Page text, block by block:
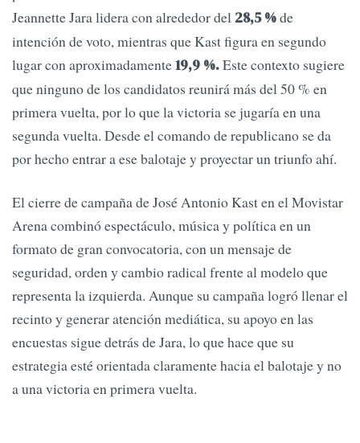
Jeannette Jara lidera con alrededor del 28,5 %de
intención de voto, mientras que Kast figura en segundo
lugar con aproximadamente19,9 %.Este contexto sugiere
que ninguno de los candidatos reunirá más del 50 % en
primera vuelta, por lo que la victoria se jugaría en una
segunda vuelta. Desde el comando de republicano se da
por hecho entrar a ese balotaje y proyectar un triunfo ahí.
El cierre de campaña de José Antonio Kast en el Movistar
Arena combinó espectáculo, música y política en un
formato de gran convocatoria, con un mensaje de
seguridad, orden y cambio radical frente al modelo que
representa la izquierda. Aunque su campaña logró llenar el
recinto y generar atención mediática, su apoyo en las
encuestas sigue detrás de Jara, lo que hace que su
estrategia esté orientada claramente hacia el balotaje y no
a una victoria en primera vuelta.